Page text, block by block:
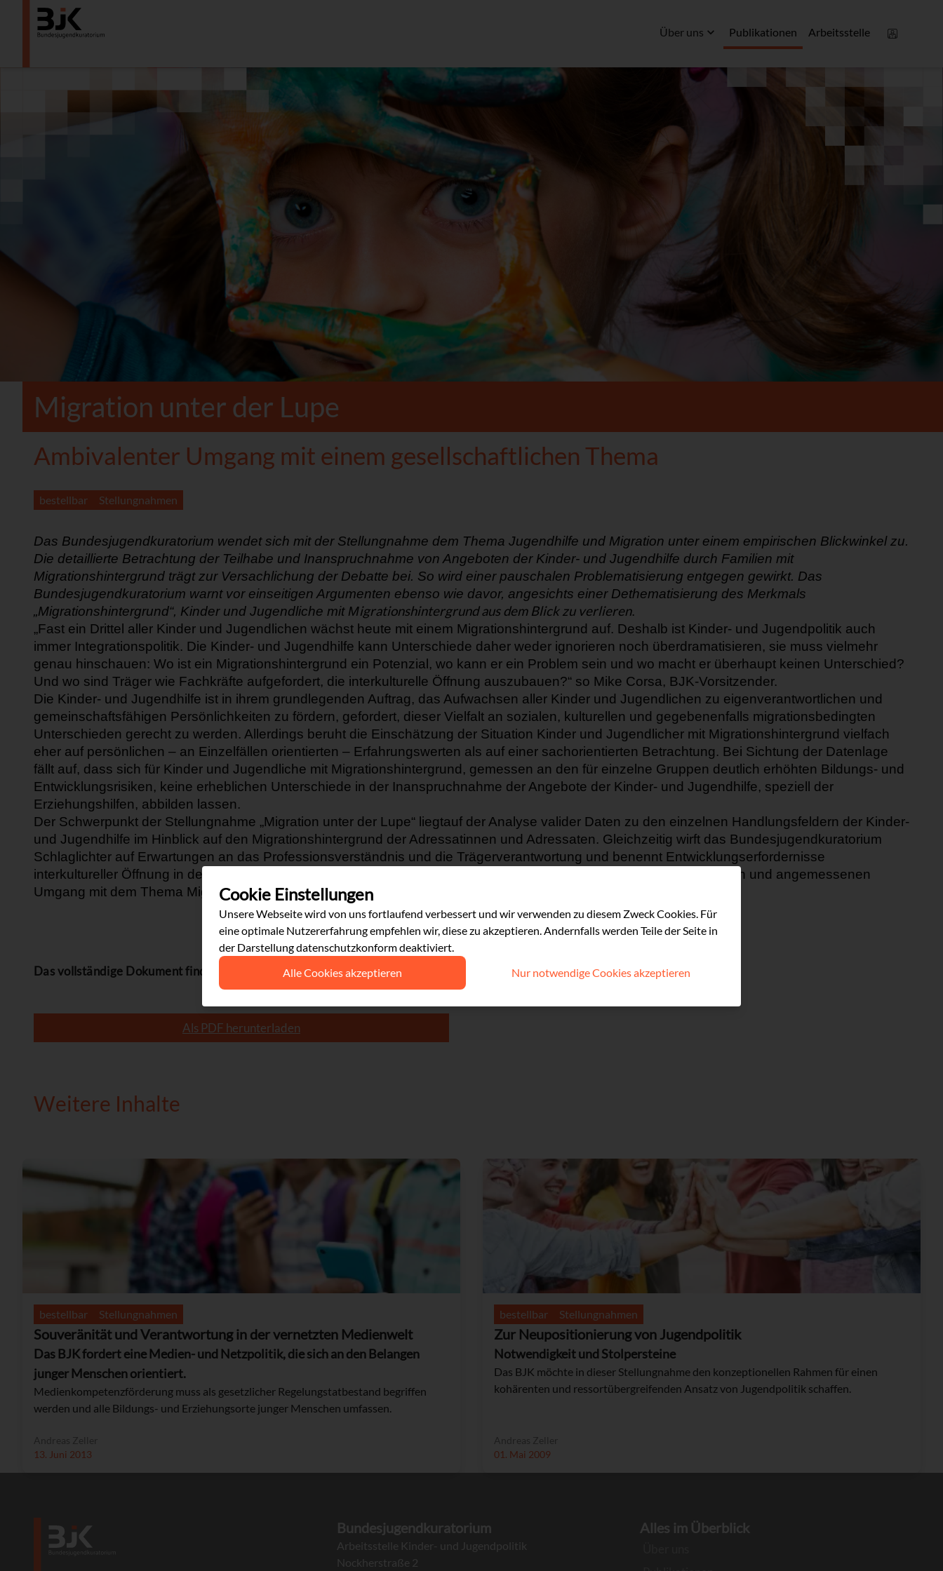
Über uns Publikationen Arbeitsstelle
Migration unter der Lupe
Ambivalenter Umgang mit einem gesellschaftlichen Thema
bestellbar Stellungnahmen
Das Bundesjugendkuratorium wendet sich mit der Stellungnahme dem Thema Jugendhilfe und Migration unter einem empirischen Blickwinkel zu.
Die detaillierte Betrachtung der Teilhabe und Inanspruchnahme von Angeboten der Kinder- und Jugendhilfe durch Familien mit
Migrationshintergrund trägtzur Versachlichung der Debatte bei. So wird einer pauschalen Problematisierung entgegen gewirkt. Das
Bundesjugendkuratorium warnt vor einseitigen Argumenten ebenso wie davor, angesichts einer Dethematisierung des Merkmals
„Migrationshintergrund“, Kinder und Jugendliche mit Migrationshintergrund aus dem Blick zu verlieren.
„Fast ein Drittel aller Kinder und Jugendlichen wächst heute mit einem Migrationshintergrund auf. Deshalb ist Kinder- und Jugendpolitik auch
immer Integrationspolitik. Die Kinder- und Jugendhilfe kann Unterschiede daher weder ignorieren noch überdramatisieren, sie muss vielmehr
genau hinschauen: Wo ist ein Migrationshintergrund ein Potenzial, wo kann er ein Problem sein und wo macht er überhaupt keinen Unterschied?
Und wo sind Träger wie Fachkräfte aufgefordert, die interkulturelle Öffnung auszubauen?“ so Mike Corsa, BJK-Vorsitzender.
Die Kinder- und Jugendhilfe ist in ihrem grundlegenden Auftrag, das Aufwachsen aller Kinder und Jugendlichen zu eigenverantwortlichen und
gemeinschaftsfähigen Persönlichkeiten zu fördern, gefordert, dieser Vielfalt an sozialen, kulturellen und gegebenenfalls migrationsbedingten
Unterschieden gerecht zu werden. Allerdings beruht die Einschätzung der Situation Kinder und Jugend licher mit Migrationshintergrund vielfach
eher auf persönlichen – an Einzelfällen orientierten – Erfahrungswerten als auf einer sachorientierten Betrachtung. Bei Sichtung der Datenlage
fällt auf, dass sich für Kinder und Jugendliche mit Migrationshintergrund, gemessen an den für einzelne Gruppen deutlich erhöhten Bildungs- und
Entwicklungsrisiken, keine erheblichen Unterschiede in der Inanspruchnahme der Angebote der Kinder- und Jugendhilfe, speziell der
Erziehungshilfen, abbilden lassen.
Der Schwerpunkt der Stellungnahme „Migration unter der Lupe“ liegtauf der Analyse valider Daten zu den einzelnen Handlungsfeldern der Kinder-
und Jugendhilfe im Hinblick auf den Migrationshintergrund der Adressatinnen und Adressaten. Gleichzeitig wirft das Bundesjugendkuratorium
Schlaglichter auf Erwartungen an das Professionsverständnis und die Trägerverantwortung und benennt Entwick lungserfordernisse
interkultureller Öffnung in der Kinder
einen sachorientierten und angemessenen
Umgang mit dem Thema Migration.
Das vollständige Dokument finden Sie im Anhang
Als PDF herunterladen
Weitere Inhalte
bestellbar Stellungnahmen
Souveränität und Verantwortung in der vernetzten Medienwelt
Das BJK fordert eine Medien- und Netzpolitik, die sich an den Belangen
junger Menschen orientiert.
Medienkompetenzförderung muss als gesetzlicher Regelungstatbestand begriffen
werden und alle Bildungs- und Erziehungsorte junger Menschen umfassen.
13. Juni 2013
bestellbar Stellungnahmen
Zur Neupositionierung von Jugendpolitik
Notwendigkeit und Stolpersteine
Das BJK möchte in dieser Stellungnahme den konzeptionellen Rahmen für einen
kohärenten und ressortübergreifenden Ansatz von Jugendpolitik schaffen.
01. Mai 2009
Bundesjugendkuratorium
Arbeitsstelle Kinder- und Jugendpolitik
Nockherstraße 2
Alles im Überblick
Cookie Einstellungen
Unsere Webseite wird von uns fortlaufend verbessert und wir verwenden zu diesem Zweck Cookies. Für
eine optimale Nutzererfahrung empfehlen wir, diese zu akzeptieren. Andernfalls werden Teile der Seite in
der Darstellung datenschutzkonform deaktiviert.
Alle Cookies akzeptieren
Nur notwendige Cookies akzeptieren